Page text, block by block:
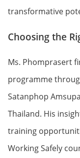
transformative
Choosing the
Ms. Phomprasert
programme
Satanphop
Thailand. His
training
Working Safely